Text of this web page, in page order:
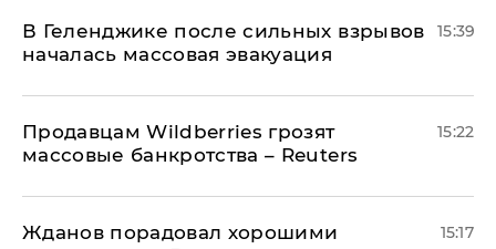
В Геленджике после сильных взрывов
началась массовая эвакуация
15:39
Продавцам Wildberries грозят
массовые банкротства – Reuters
15:22
Жданов порадовал хорошими
15:17